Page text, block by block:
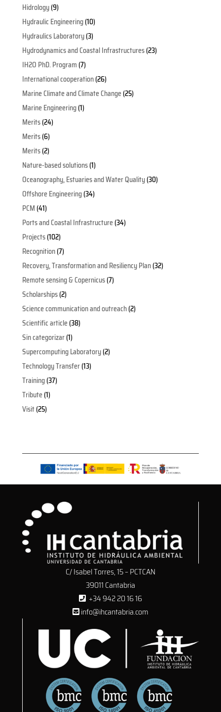
Hidrology(9)
Hydraulic Engineering(10)
Hydraulics Laboratory(3)
Hydrodynamics and Coastal Infrastructures(23)
IH2O PhD. Program (7)
International cooperation(26)
Marine Climate and Climate Change(25)
Marine Engineering(1)
Merits(24)
Merits(6)
Merits(2)
Nature-based solutions(1)
Oceanography, Estuaries and Water Quality(30)
Offshore Engineering(34)
PCM (41)
Ports and Coastal Infrastructure(34)
Projects(102)
Recognition(7)
Recovery, Transformation and Resiliency Plan(32)
Remote sensing & Copernicus(7)
Scholarships(2)
Science communication and outreach(2)
Scientific article(38)
Sin categorizar(1)
Supercomputing Laboratory(2)
Technology Transfer(13)
Training(37)
Tribute(1)
Visit(25)
C/ Isabel Torres, 15 – PCTCAN
39011 Cantabria
+34 942 20 16 16
info@ihcantabria.com